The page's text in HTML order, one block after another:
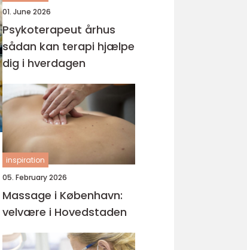
01. June 2026
Psykoterapeut århus
sådan kan terapi hjælpe
dig i hverdagen
inspiration
05. February 2026
Massage i København:
velvære i Hovedstaden